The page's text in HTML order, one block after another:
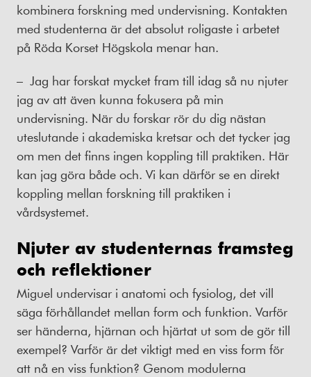
kombinera forskning med undervisning. Kontakten
med studenterna är det absolut roligaste i arbetet
på Röda Korset Högskola menar han.
– Jag har forskat mycket fram till idag så nu njuter
jag av att även kunna fokusera på min
undervisning. När du forskar rör du dig nästan
uteslutande i akademiska kretsar och det tycker jag
om men det finns ingen koppling till praktiken. Här
kan jag göra både och. Vi kan därför se en direkt
koppling mellan forskning till praktiken i
vårdsystemet.
Njuter av studenternas framsteg
och reflektioner
Miguel undervisar i anatomi och fysiolog, det vill
säga förhållandet mellan form och funktion. Varför
ser händerna, hjärnan och hjärtat ut som de gör till
exempel? Varför är det viktigt med en viss form för
att nå en viss funktion? Genom modulerna